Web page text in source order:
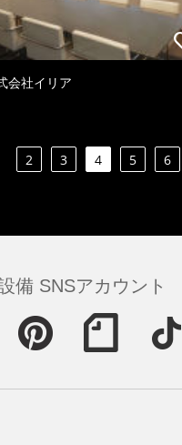
会社イリア
2 3 4 5 6
備 SNSアカウント